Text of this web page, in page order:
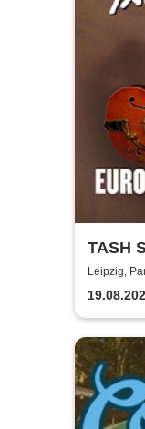
TASH
Tour
Leipzig,